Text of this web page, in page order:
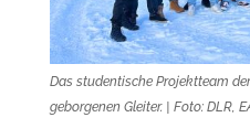
Das studentische Projektteam
geborgenen Gleiter. | Foto: DLR,